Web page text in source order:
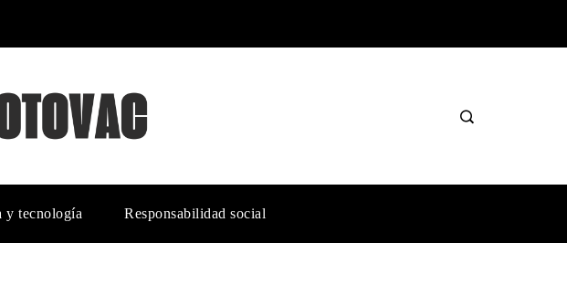
y tecnología Responsabilidad social